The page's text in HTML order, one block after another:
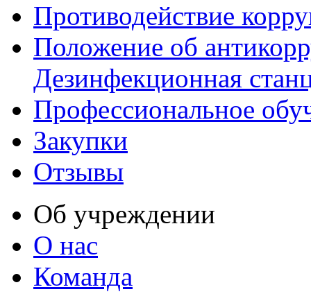
Противодействие
Положение об
Дезинфекционная
Профессиональное
Закупки
Отзывы
Об учреждении
О нас
Команда